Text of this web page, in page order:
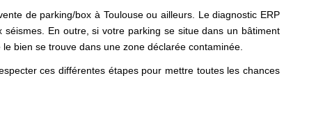
de parking/box à Toulouse ou ailleurs. Le diagnostic ERP
En outre, si votre parking se situe dans un bâtiment
bien se trouve dans une zone déclarée contaminée.
ces différentes étapes pour mettre toutes les chances